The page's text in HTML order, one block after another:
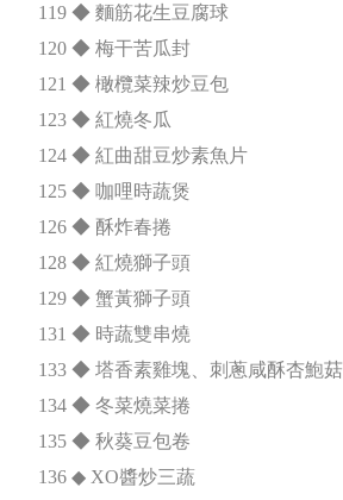
119 ◆ 麵筋花生豆腐球
120 ◆ 梅干苦瓜封
121 ◆ 橄欖菜辣炒豆包
123 ◆ 紅燒冬瓜
124 ◆ 紅曲甜豆炒素魚片
125 ◆ 咖哩時蔬煲
126 ◆ 酥炸春捲
128 ◆ 紅燒獅子頭
129 ◆ 蟹黃獅子頭
131 ◆ 時蔬雙串燒
133 ◆ 塔香素雞塊、刺蔥咸酥杏鮑菇
134 ◆ 冬菜燒菜捲
135 ◆ 秋葵豆包卷
136 ◆ XO醬炒三蔬